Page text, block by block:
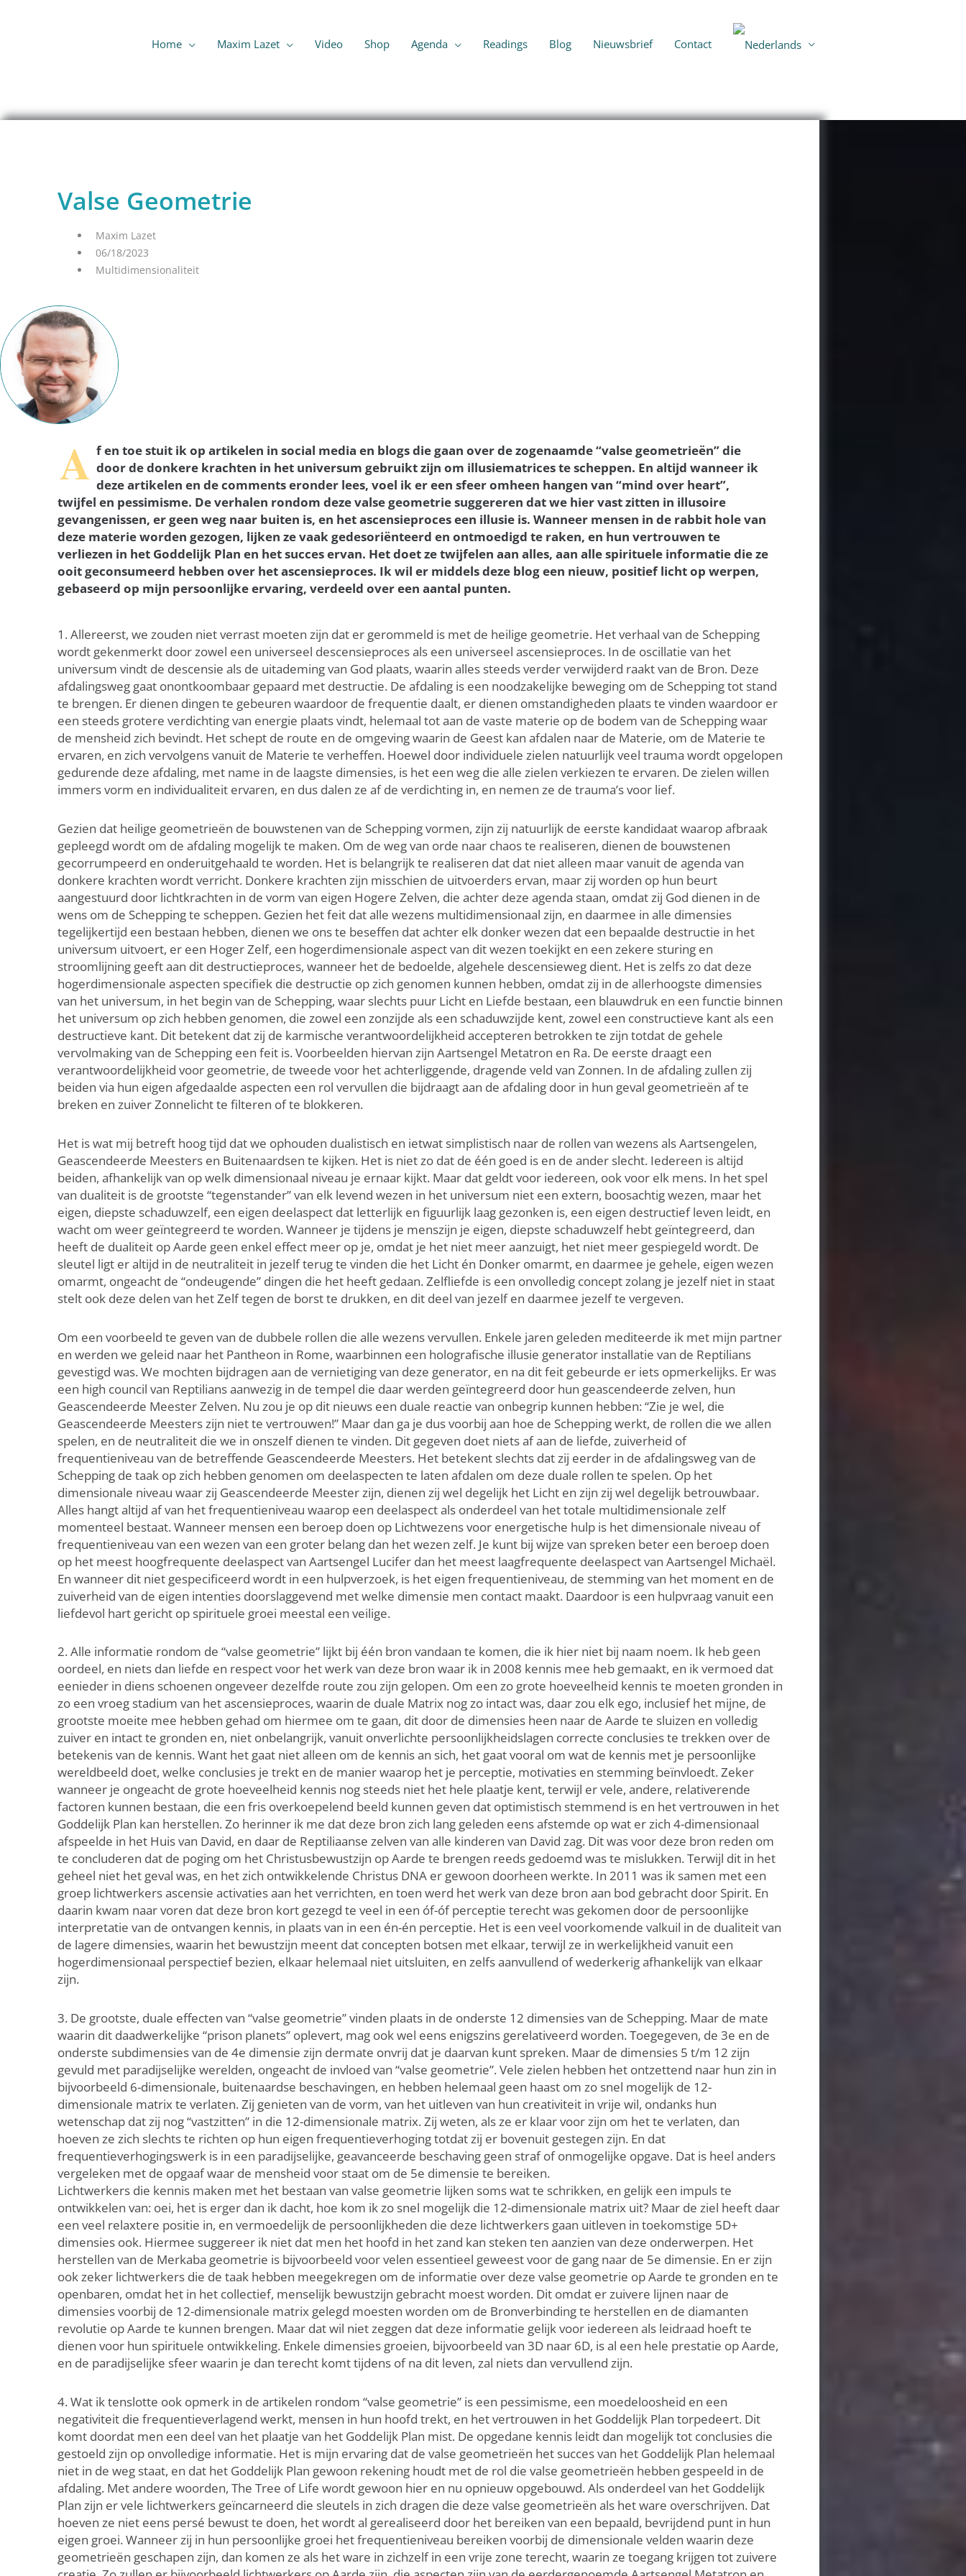
Home Maxim Lazet Video Shop Agenda Readings Blog Nieuwsbrief Contact
Valse Geometrie
Maxim Lazet
06/18/2023
Multidimensionaliteit
A f en toe stuit ik op artikelen in social media en blogs die gaan over de zogenaamde “valse geometrieën” die
door de donkere krachten in het universum gebruikt zijn om illusiematrices te scheppen. En altijd wanneer ik
deze artikelen en de comments eronder lees, voel ik er een sfeer omheen hangen van “mind over heart”,
twijfel en pessimisme. De verhalen rondom deze valse geometrie suggereren dat we hier vast zitten in illusoire
gevangenissen, er geen weg naar buiten is, en het ascensieproces een illusie is. Wanneer mensen in de rabbit hole van
deze materie worden gezogen, lijken ze vaak gedesoriënteerd en ontmoedigd te raken, en hun vertrouwen te
verliezen in het Goddelijk Plan en het succes ervan. Het doet ze twijfelen aan alles, aan alle spirituele informatie die ze
ooit geconsumeerd hebben over het ascensieproces. Ik wil er middels deze blog een nieuw, positief licht op werpen,
gebaseerd op mijn persoonlijke ervaring, verdeeld over een aantal punten.
1. Allereerst, we zouden niet verrast moeten zijn dat er gerommeld is met de heilige geometrie. Het verhaal van de Schepping
wordt gekenmerkt door zowel een universeel descensieproces als een universeel ascensieproces. In de oscillatie van het
universum vindt de descensie als de uitademing van God plaats, waarin alles steeds verder verwijderd raakt van de Bron. Deze
afdalingsweg gaat onontkoombaar gepaard met destructie. De afdaling is een noodzakelijke beweging om de Schepping tot stand
te brengen. Er dienen dingen te gebeuren waardoor de frequentie daalt, er dienen omstandigheden plaats te vinden waardoor er
een steeds grotere verdichting van energie plaats vindt, helemaal tot aan de vaste materie op de bodem van de Schepping waar
de mensheid zich bevindt. Het schept de route en de omgeving waarin de Geest kan afdalen naar de Materie, om de Materie te
ervaren, en zich vervolgens vanuit de Materie te verheffen. Hoewel door individuele zielen natuurlijk veel trauma wordt opgelopen
gedurende deze afdaling, met name in de laagste dimensies, is het een weg die alle zielen verkiezen te ervaren. De zielen willen
immers vorm en individualiteit ervaren, en dus dalen ze af de verdichting in, en nemen ze de trauma’s voor lief.
Gezien dat heilige geometrieën de bouwstenen van de Schepping vormen, zijn zij natuurlijk de eerste kandidaat waarop afbraak
gepleegd wordt om de afdaling mogelijk te maken. Om de weg van orde naar chaos te realiseren, dienen de bouwstenen
gecorrumpeerd en onderuitgehaald te worden. Het is belangrijk te realiseren dat dat niet alleen maar vanuit de agenda van
donkere krachten wordt verricht. Donkere krachten zijn misschien de uitvoerders ervan, maar zij worden op hun beurt
aangestuurd door lichtkrachten in de vorm van eigen Hogere Zelven, die achter deze agenda staan, omdat zij God dienen in de
wens om de Schepping te scheppen. Gezien het feit dat alle wezens multidimensionaal zijn, en daarmee in alle dimensies
tegelijkertijd een bestaan hebben, dienen we ons te beseffen dat achter elk donker wezen dat een bepaalde destructie in het
universum uitvoert, er een Hoger Zelf, een hogerdimensionale aspect van dit wezen toekijkt en een zekere sturing en
stroomlijning geeft aan dit destructieproces, wanneer het de bedoelde, algehele descensieweg dient. Het is zelfs zo dat deze
hogerdimensionale aspecten specifiek die destructie op zich genomen kunnen hebben, omdat zij in de allerhoogste dimensies
van het universum, in het begin van de Schepping, waar slechts puur Licht en Liefde bestaan, een blauwdruk en een functie binnen
het universum op zich hebben genomen, die zowel een zonzijde als een schaduwzijde kent, zowel een constructieve kant als een
destructieve kant. Dit betekent dat zij de karmische verantwoordelijkheid accepteren betrokken te zijn totdat de gehele
vervolmaking van de Schepping een feit is. Voorbeelden hiervan zijn Aartsengel Metatron en Ra. De eerste draagt een
verantwoordelijkheid voor geometrie, de tweede voor het achterliggende, dragende veld van Zonnen. In de afdaling zullen zij
beiden via hun eigen afgedaalde aspecten een rol vervullen die bijdraagt aan de afdaling door in hun geval geometrieën af te
breken en zuiver Zonnelicht te filteren of te blokkeren.
Het is wat mij betreft hoog tijd dat we ophouden dualistisch en ietwat simplistisch naar de rollen van wezens als Aartsengelen,
Geascendeerde Meesters en Buitenaardsen te kijken. Het is niet zo dat de één goed is en de ander slecht. Iedereen is altijd
beiden, afhankelijk van op welk dimensionaal niveau je ernaar kijkt. Maar dat geldt voor iedereen, ook voor elk mens. In het spel
van dualiteit is de grootste “tegenstander” van elk levend wezen in het universum niet een extern, boosachtig wezen, maar het
eigen, diepste schaduwzelf, een eigen deelaspect dat letterlijk en figuurlijk laag gezonken is, een eigen destructief leven leidt, en
wacht om weer geïntegreerd te worden. Wanneer je tijdens je menszijn je eigen, diepste schaduwzelf hebt geïntegreerd, dan
heeft de dualiteit op Aarde geen enkel effect meer op je, omdat je het niet meer aanzuigt, het niet meer gespiegeld wordt. De
sleutel ligt er altijd in de neutraliteit in jezelf terug te vinden die het Licht én Donker omarmt, en daarmee je gehele, eigen wezen
omarmt, ongeacht de “ondeugende” dingen die het heeft gedaan. Zelfliefde is een onvolledig concept zolang je jezelf niet in staat
stelt ook deze delen van het Zelf tegen de borst te drukken, en dit deel van jezelf en daarmee jezelf te vergeven.
Om een voorbeeld te geven van de dubbele rollen die alle wezens vervullen. Enkele jaren geleden mediteerde ik met mijn partner
en werden we geleid naar het Pantheon in Rome, waarbinnen een holografische illusie generator installatie van de Reptilians
gevestigd was. We mochten bijdragen aan de vernietiging van deze generator, en na dit feit gebeurde er iets opmerkelijks. Er was
een high council van Reptilians aanwezig in de tempel die daar werden geïntegreerd door hun geascendeerde zelven, hun
Geascendeerde Meester Zelven. Nu zou je op dit nieuws een duale reactie van onbegrip kunnen hebben: “Zie je wel, die
Geascendeerde Meesters zijn niet te vertrouwen!” Maar dan ga je dus voorbij aan hoe de Schepping werkt, de rollen die we allen
spelen, en de neutraliteit die we in onszelf dienen te vinden. Dit gegeven doet niets af aan de liefde, zuiverheid of
frequentieniveau van de betreffende Geascendeerde Meesters. Het betekent slechts dat zij eerder in de afdalingsweg van de
Schepping de taak op zich hebben genomen om deelaspecten te laten afdalen om deze duale rollen te spelen. Op het
dimensionale niveau waar zij Geascendeerde Meester zijn, dienen zij wel degelijk het Licht en zijn zij wel degelijk betrouwbaar.
Alles hangt altijd af van het frequentieniveau waarop een deelaspect als onderdeel van het totale multidimensionale zelf
momenteel bestaat. Wanneer mensen een beroep doen op Lichtwezens voor energetische hulp is het dimensionale niveau of
frequentieniveau van een wezen van een groter belang dan het wezen zelf. Je kunt bij wijze van spreken beter een beroep doen
op het meest hoogfrequente deelaspect van Aartsengel Lucifer dan het meest laagfrequente deelaspect van Aartsengel Michaël.
En wanneer dit niet gespecificeerd wordt in een hulpverzoek, is het eigen frequentieniveau, de stemming van het moment en de
zuiverheid van de eigen intenties doorslaggevend met welke dimensie men contact maakt. Daardoor is een hulpvraag vanuit een
liefdevol hart gericht op spirituele groei meestal een veilige.
2. Alle informatie rondom de “valse geometrie” lijkt bij één bron vandaan te komen, die ik hier niet bij naam noem. Ik heb geen
oordeel, en niets dan liefde en respect voor het werk van deze bron waar ik in 2008 kennis mee heb gemaakt, en ik vermoed dat
eenieder in diens schoenen ongeveer dezelfde route zou zijn gelopen. Om een zo grote hoeveelheid kennis te moeten gronden in
zo een vroeg stadium van het ascensieproces, waarin de duale Matrix nog zo intact was, daar zou elk ego, inclusief het mijne, de
grootste moeite mee hebben gehad om hiermee om te gaan, dit door de dimensies heen naar de Aarde te sluizen en volledig
zuiver en intact te gronden en, niet onbelangrijk, vanuit onverlichte persoonlijkheidslagen correcte conclusies te trekken over de
betekenis van de kennis. Want het gaat niet alleen om de kennis an sich, het gaat vooral om wat de kennis met je persoonlijke
wereldbeeld doet, welke conclusies je trekt en de manier waarop het je perceptie, motivaties en stemming beïnvloedt. Zeker
wanneer je ongeacht de grote hoeveelheid kennis nog steeds niet het hele plaatje kent, terwijl er vele, andere, relativerende
factoren kunnen bestaan, die een fris overkoepelend beeld kunnen geven dat optimistisch stemmend is en het vertrouwen in het
Goddelijk Plan kan herstellen. Zo herinner ik me dat deze bron zich lang geleden eens afstemde op wat er zich 4-dimensionaal
afspeelde in het Huis van David, en daar de Reptiliaanse zelven van alle kinderen van David zag. Dit was voor deze bron reden om
te concluderen dat de poging om het Christusbewustzijn op Aarde te brengen reeds gedoemd was te mislukken. Terwijl dit in het
geheel niet het geval was, en het zich ontwikkelende Christus DNA er gewoon doorheen werkte. In 2011 was ik samen met een
groep lichtwerkers ascensie activaties aan het verrichten, en toen werd het werk van deze bron aan bod gebracht door Spirit. En
daarin kwam naar voren dat deze bron kort gezegd te veel in een óf-óf perceptie terecht was gekomen door de persoonlijke
interpretatie van de ontvangen kennis, in plaats van in een én-én perceptie. Het is een veel voorkomende valkuil in de dualiteit van
de lagere dimensies, waarin het bewustzijn meent dat concepten botsen met elkaar, terwijl ze in werkelijkheid vanuit een
hogerdimensionaal perspectief bezien, elkaar helemaal niet uitsluiten, en zelfs aanvullend of wederkerig afhankelijk van elkaar
zijn.
3. De grootste, duale effecten van “valse geometrie” vinden plaats in de onderste 12 dimensies van de Schepping. Maar de mate
waarin dit daadwerkelijke “prison planets” oplevert, mag ook wel eens enigszins gerelativeerd worden. Toegegeven, de 3e en de
onderste subdimensies van de 4e dimensie zijn dermate onvrij dat je daarvan kunt spreken. Maar de dimensies 5 t/m 12 zijn
gevuld met paradijselijke werelden, ongeacht de invloed van “valse geometrie”. Vele zielen hebben het ontzettend naar hun zin in
bijvoorbeeld 6-dimensionale, buitenaardse beschavingen, en hebben helemaal geen haast om zo snel mogelijk de 12-
dimensionale matrix te verlaten. Zij genieten van de vorm, van het uitleven van hun creativiteit in vrije wil, ondanks hun
wetenschap dat zij nog “vastzitten” in die 12-dimensionale matrix. Zij weten, als ze er klaar voor zijn om het te verlaten, dan
hoeven ze zich slechts te richten op hun eigen frequentieverhoging totdat zij er bovenuit gestegen zijn. En dat
frequentieverhogingswerk is in een paradijselijke, geavanceerde beschaving geen straf of onmogelijke opgave. Dat is heel anders
vergeleken met de opgaaf waar de mensheid voor staat om de 5e dimensie te bereiken.
Lichtwerkers die kennis maken met het bestaan van valse geometrie lijken soms wat te schrikken, en gelijk een impuls te
ontwikkelen van: oei, het is erger dan ik dacht, hoe kom ik zo snel mogelijk die 12-dimensionale matrix uit? Maar de ziel heeft daar
een veel relaxtere positie in, en vermoedelijk de persoonlijkheden die deze lichtwerkers gaan uitleven in toekomstige 5D+
dimensies ook. Hiermee suggereer ik niet dat men het hoofd in het zand kan steken ten aanzien van deze onderwerpen. Het
herstellen van de Merkaba geometrie is bijvoorbeeld voor velen essentieel geweest voor de gang naar de 5e dimensie. En er zijn
ook zeker lichtwerkers die de taak hebben meegekregen om de informatie over deze valse geometrie op Aarde te gronden en te
openbaren, omdat het in het collectief, menselijk bewustzijn gebracht moest worden. Dit omdat er zuivere lijnen naar de
dimensies voorbij de 12-dimensionale matrix gelegd moesten worden om de Bronverbinding te herstellen en de diamanten
revolutie op Aarde te kunnen brengen. Maar dat wil niet zeggen dat deze informatie gelijk voor iedereen als leidraad hoeft te
dienen voor hun spirituele ontwikkeling. Enkele dimensies groeien, bijvoorbeeld van 3D naar 6D, is al een hele prestatie op Aarde,
en de paradijselijke sfeer waarin je dan terecht komt tijdens of na dit leven, zal niets dan vervullend zijn.
4. Wat ik tenslotte ook opmerk in de artikelen rondom “valse geometrie” is een pessimisme, een moedeloosheid en een
negativiteit die frequentieverlagend werkt, mensen in hun hoofd trekt, en het vertrouwen in het Goddelijk Plan torpedeert. Dit
komt doordat men een deel van het plaatje van het Goddelijk Plan mist. De opgedane kennis leidt dan mogelijk tot conclusies die
gestoeld zijn op onvolledige informatie. Het is mijn ervaring dat de valse geometrieën het succes van het Goddelijk Plan helemaal
niet in de weg staat, en dat het Goddelijk Plan gewoon rekening houdt met de rol die valse geometrieën hebben gespeeld in de
afdaling. Met andere woorden, The Tree of Life wordt gewoon hier en nu opnieuw opgebouwd. Als onderdeel van het Goddelijk
Plan zijn er vele lichtwerkers geïncarneerd die sleutels in zich dragen die deze valse geometrieën als het ware overschrijven. Dat
hoeven ze niet eens persé bewust te doen, het wordt al gerealiseerd door het bereiken van een bepaald, bevrijdend punt in hun
eigen groei. Wanneer zij in hun persoonlijke groei het frequentieniveau bereiken voorbij de dimensionale velden waarin deze
geometrieën geschapen zijn, dan komen ze als het ware in zichzelf in een vrije zone terecht, waarin ze toegang krijgen tot zuivere